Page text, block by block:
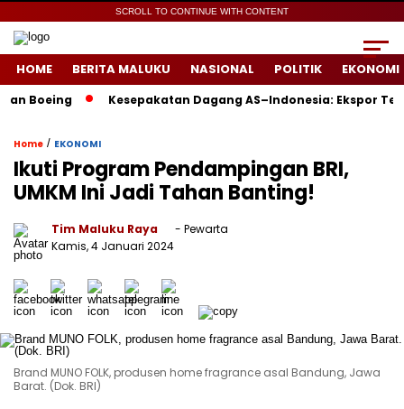
SCROLL TO CONTINUE WITH CONTENT
HOME BERITA MALUKU NASIONAL POLITIK EKONOMI
Kesepakatan Dagang AS–Indonesia: Ekspor
Home / EKONOMI
Ikuti Program Pendampingan BRI,
UMKM Ini Jadi Tahan Banting!
Tim Maluku Raya
- Pewarta
Kamis, 4 Januari 2024
Brand MUNO FOLK, produsen home fragrance asal Bandung, Jawa
Barat. (Dok. BRI)